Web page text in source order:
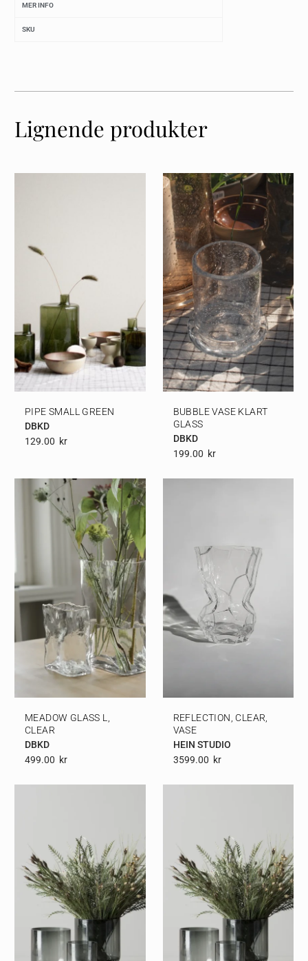
MER INFO
SKU
Lignende produkter
PIPE SMALL GREEN
DBKD
129.00 Kr
BUBBLE VASE KLART
GLASS
DBKD
199.00 Kr
MEADOW GLASS L,
CLEAR
DBKD
499.00 Kr
REFLECTION, CLEAR,
VASE
HEIN STUDIO
3599.00 Kr